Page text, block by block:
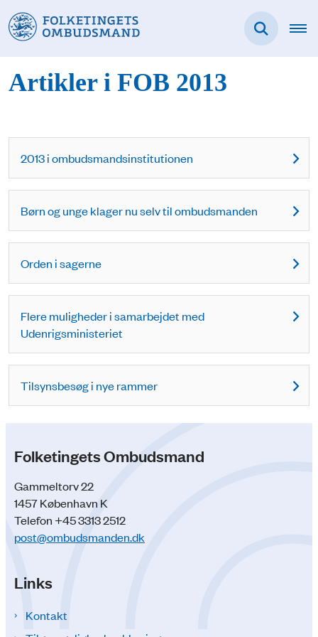
Artikler i FOB 2013
2013 i ombudsmandsinstitutionen
Børn og unge klager nu selv til ombudsmanden
Orden i sagerne
Flere muligheder i samarbejdet med
Udenrigsministeriet
Tilsynsbesøg i nye rammer
Folketingets Ombudsmand
Gammeltorv 22
1457 København K
Telefon +45 3313 2512
post@ombudsmanden.dk
Links
Kontakt